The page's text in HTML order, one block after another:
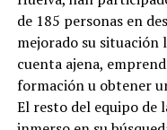
de 185 personas en
mejorado su
cuenta ajena,
formación u obtener
El resto del equipo de